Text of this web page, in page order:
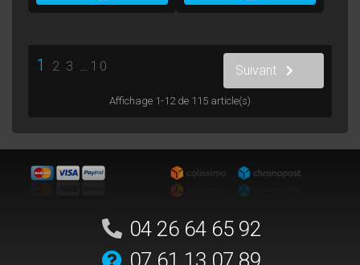
Affichage 1-12 de 115 article(s)
1 2 3 … 10 Suivant
04 26 64 65 92
07 61 13 07 89